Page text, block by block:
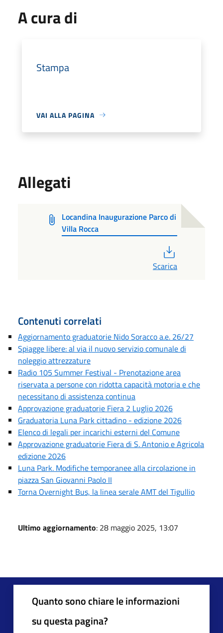
A cura di
Stampa
VAI ALLA PAGINA
Allegati
Locandina Inaugurazione Parco di
Villa Rocca
Scarica
Contenuti correlati
Aggiornamento graduatorie Nido Soracco a.e. 26/27
Spiagge libere: al via il nuovo servizio comunale di
noleggio attrezzature
Radio 105 Summer Festival - Prenotazione area
riservata a persone con ridotta capacità motoria e che
necessitano di assistenza continua
Approvazione graduatorie Fiera 2 Luglio 2026
Graduatoria Luna Park cittadino - edizione 2026
Elenco di legali per incarichi esterni del Comune
Approvazione graduatorie Fiera di S. Antonio e Agricola
edizione 2026
Luna Park. Modifiche temporanee alla circolazione in
piazza San Giovanni Paolo II
Torna Overnight Bus, la linea serale AMT del Tigullio
Ultimo aggiornamento: 28 maggio 2025, 13:07
Quanto sono chiare le informazioni
su questa pagina?